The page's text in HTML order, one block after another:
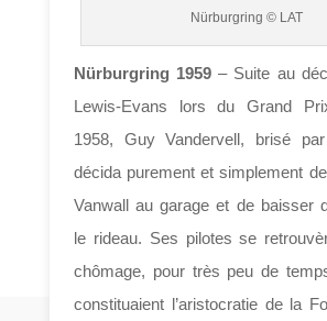
Nürburgring © LAT
Nürburgring 1959 – Suite au
Lewis-Evans lors du Grand
1958, Guy Vandervell, brisé
décida purement et simplement
Vanwall au garage et de baisser
le rideau. Ses pilotes se
chômage, pour très peu de
constituaient l’aristocratie de la